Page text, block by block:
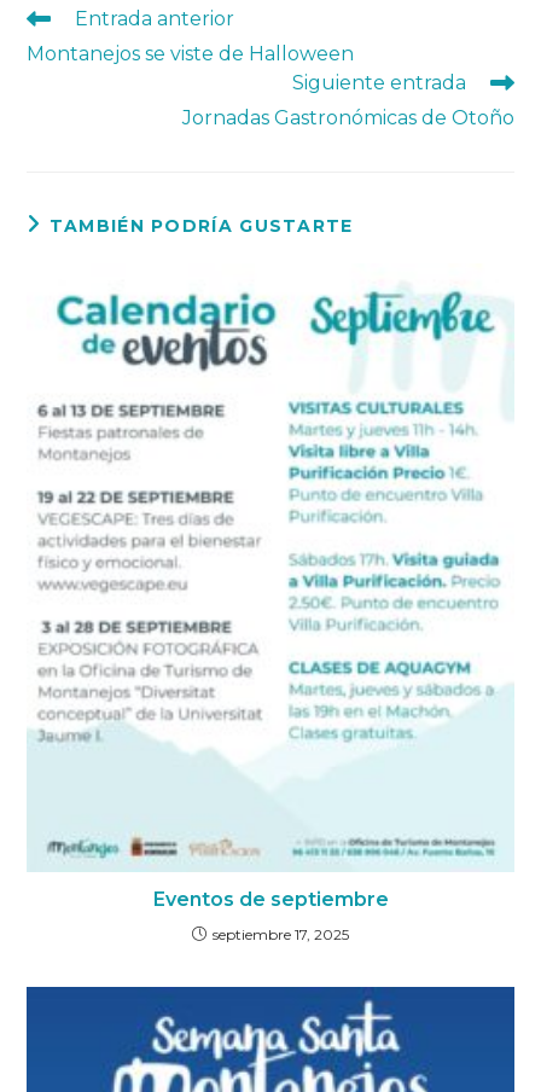
Leer
artículos
Entrada anterior
Montanejos se viste de Halloween
Siguiente entrada
Jornadas Gastronómicas de Otoño
TAMBIÉN PODRÍA GUSTARTE
Eventos de septiembre
septiembre 17, 2025